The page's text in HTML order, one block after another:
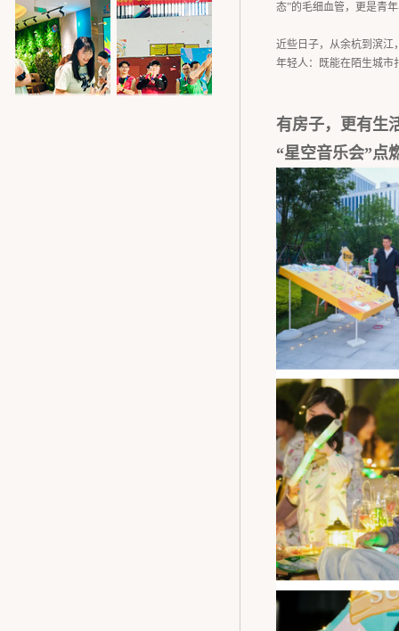
满租！余开·心
巢，产业青年“心
的归属”
青春向党，热血
同行！拎包客青
年社区这样庆“七
态”的毛细血管，更是青
近些日子，从余杭到滨江
年轻人：既能在陌生城市
有房子，更有生
“星空音乐会”点